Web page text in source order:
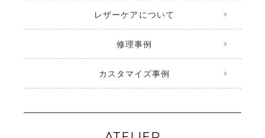
レザーケアについて
修理事例
カスタマイズ事例